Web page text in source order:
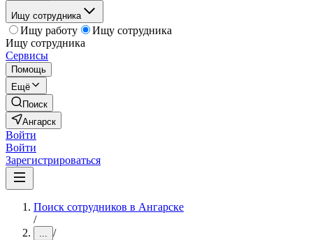
Ищу сотрудника
Ищу работу
Ищу сотрудника
Ищу сотрудника
Сервисы
Помощь
Ещё
Поиск
Ангарск
Войти
Войти
Зарегистрироваться
Поиск сотрудников в Ангарске
/
... /